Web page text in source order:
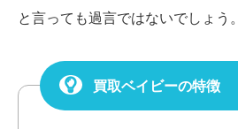
と言っても過言ではないでしょう。
買取ベイビーの特徴